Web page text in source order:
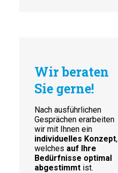
Wir beraten
Sie gerne!
Nach ausführlichen
Gesprächen erarbeiten
wir mit Ihnen ein
individuelles Konzept,
welches auf Ihre
Bedürfnisse optimal
abgestimmt ist.